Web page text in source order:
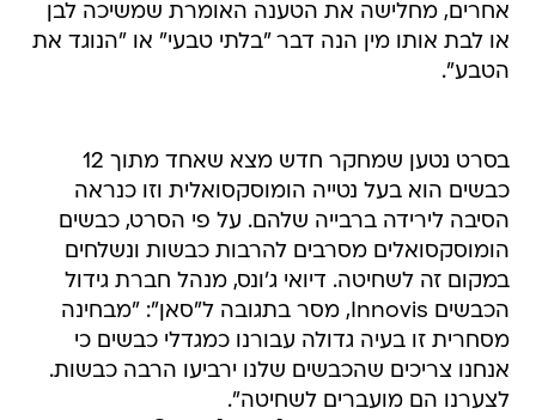
אחרים, מחלישה את הטענה האומרת שמשיכה לבן
או לבת אותו מין הנה דבר "בלתי טבעי" או "הנוגד את
הטבע".
בסרט נטען שמחקר חדש מצא שאחד מתוך 12
כבשים הוא בעל נטייה הומוסקסואלית וזו כנראה
הסיבה לירידה ברבייה שלהם. על פי הסרט, כבשים
הומוסקסואלים מסרבים להרבות כבשות ונשלחים
במקום זה לשחיטה. דיואי ג'ונס, מנהל חברת גידול
הכבשים Innovis, מסר בתגובה ל"סאן": "מבחינה
מסחרית זו בעיה גדולה עבורנו כמגדלי כבשים כי
אנחנו צריכים שהכבשים שלנו ירביעו הרבה כבשות.
לצערנו הם מועברים לשחיטה".